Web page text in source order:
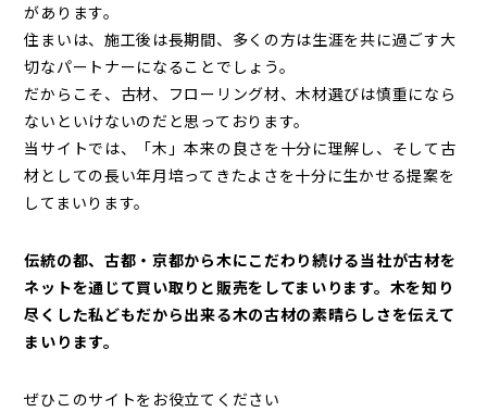
があります。
住まいは、施工後は長期間、多くの方は生涯を共に過ごす大
切なパートナーになることでしょう。
だからこそ、古材、フローリング材、木材選びは慎重になら
ないといけないのだと思っております。
当サイトでは、「木」本来の良さを十分に理解し、そして古
材としての長い年月培ってきたよさを十分に生かせる提案を
してまいります。
伝統の都、古都・京都から木にこだわり続ける当社が古材を
ネットを通じて買い取りと販売をしてまいります。木を知り
尽くした私どもだから出来る木の古材の素晴らしさを伝えて
まいります。
ぜひこのサイトをお役立てください